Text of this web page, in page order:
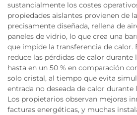
sustancialmente los costes
propiedades aislantes provienen de
precisamente diseñada, rellena de
paneles de vidrio, lo que crea una
que impide la transferencia de calor.
reduce las pérdidas de calor durante
hasta en un 50 % en comparación
solo cristal, al tiempo que evita
entrada no deseada de calor durante
Los propietarios observan mejoras
facturas energéticas, y muchas